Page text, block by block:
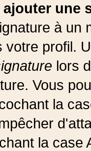
une
à un
votre profil.
lors
Vous
la
la case